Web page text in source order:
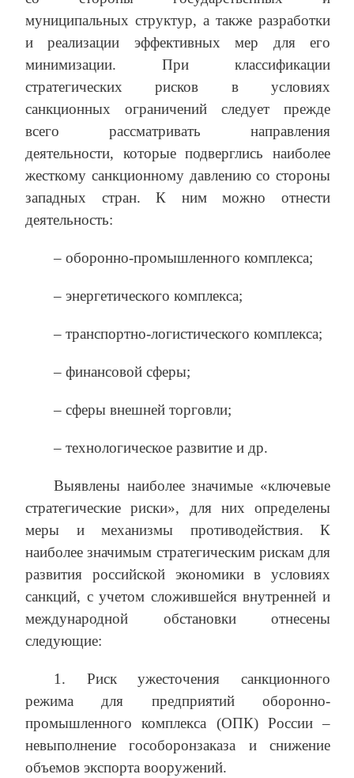
муниципальных структур, а также разработки
и реализации эффективных мер для его
минимизации. При классификации
стратегических рисков в условиях
санкционных ограничений следует прежде
всего рассматривать направления
деятельности, которые подверглись наиболее
жесткому санкционному давлению со стороны
западных стран. К ним можно отнести
деятельность:
– оборонно-промышленного комплекса;
– энергетического комплекса;
– транспортно-логистического комплекса;
– финансовой сферы;
– сферы внешней торговли;
– технологическое развитие и др.
Выявлены наиболее значимые «ключевые
стратегические риски», для них определены
меры и механизмы противодействия. К
наиболее значимым стратегическим рискам для
развития российской экономики в условиях
санкций, с учетом сложившейся внутренней и
международной обстановки отнесены
следующие:
1. Риск ужесточения санкционного
режима для предприятий оборонно-
промышленного комплекса (ОПК) России –
невыполнение гособоронзаказа и снижение
объемов экспорта вооружений.